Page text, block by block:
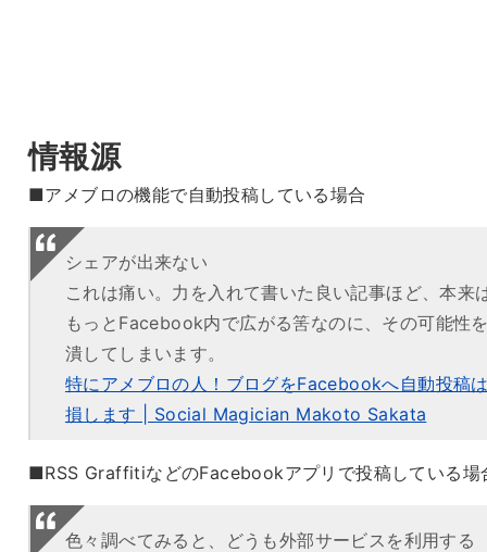
情報源
■アメブロの機能で自動投稿している場合
シェアが出来ない
これは痛い。力を入れて書いた良い記事ほど、本来
もっとFacebook内で広がる筈なのに、その可能性
潰してしまいます。
特にアメブロの人！ブログをFacebookへ自動投稿
損します | Social Magician Makoto Sakata
■RSS GraffitiなどのFacebookアプリで投稿している場
色々調べてみると、どうも外部サービスを利用する